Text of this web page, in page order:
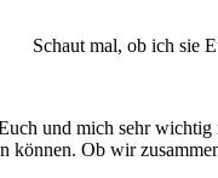
Schaut mal, ob ich sie
und mich sehr
Ob wir